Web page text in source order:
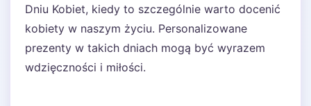
Dniu Kobiet, kiedy to szczególnie warto docenić
kobiety w naszym życiu. Personalizowane
prezenty w takich dniach mogą być wyrazem
wdzięczności i miłości.